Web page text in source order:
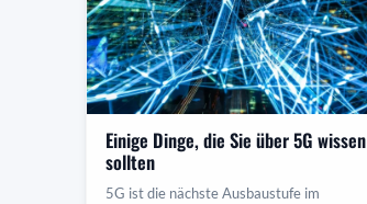
Einige Dinge, die Sie über 5G wissen
sollten
5G ist die nächste Ausbaustufe im